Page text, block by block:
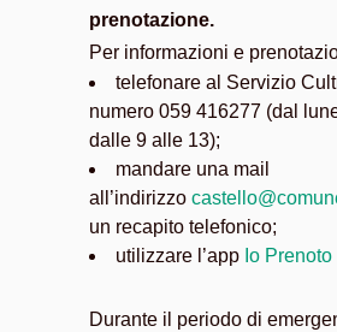
prenotazione.
Per informazioni e
telefonare al Servizio
numero 059 416277 (dal
dalle 9 alle 13);
mandare una mail
all’indirizzo
un recapito telefonico;
utilizzare l’app Io Prenoto
Durante il periodo di